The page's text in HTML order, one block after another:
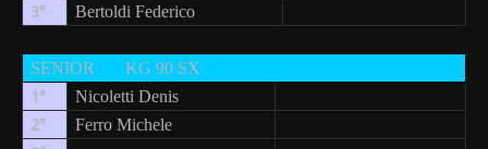
3° Bertoldi Federico
SENIOR KG 90 SX
1° Nicoletti Denis
2° Ferro Michele